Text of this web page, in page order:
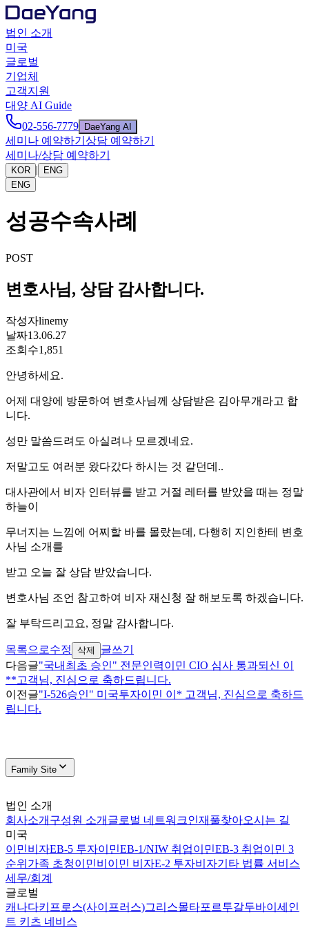
법인 소개
미국
글로벌
기업체
고객지원
대양 AI Guide
02-556-7779
DaeYang AI
세미나 예약하기 상담 예약하기
세미나/상담 예약하기
KOR |
ENG
ENG
성공수속사례
POST
변호사님, 상담 감사합니다.
작성자linemy
날짜13.06.27
조회수1,851
안녕하세요.
어제 대양에 방문하여 변호사님께 상담받은 김아무개라고 합
니다.
성만 말씀드려도 아실려나 모르겠네요.
저말고도 여러분 왔다갔다 하시는 것 같던데..
대사관에서 비자 인터뷰를 받고 거절 레터를 받았을 때는 정말
하늘이
무너지는 느낌에 어찌할 바를 몰랐는데, 다행히 지인한테 변호
사님 소개를
받고 오늘 잘 상담 받았습니다.
변호사님 조언 참고하여 비자 재신청 잘 해보도록 하겠습니다.
잘 부탁드리고요, 정말 감사합니다.
목록으로수정 삭제
글쓰기
다음글"국내최초 승인" 전문인력이민 CIO 심사 통과되신 이
**고객님, 진심으로 축하드립니다.
이전글"I-526승인" 미국투자이민 이* 고객님, 진심으로 축하드
립니다.
Family Site
법인 소개
회사소개 구성원 소개 글로벌 네트워크인재풀찾아오시는 길
미국
이민비자EB-5 투자이민EB-1/NIW 취업이민EB-3 취업이민 3
순위 가족 초청이민비이민 비자E-2 투자비자기타 법률 서비스
세무/회계
글로벌
캐나다키프로스(사이프러스)그리스몰타포르투갈두바이 세인
트 키츠 네비스